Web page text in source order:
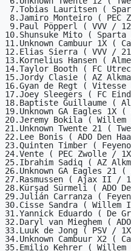
10.Shunsuke Mito (
11.Unknown Cambuur
12.Elias Sierra (
13.Kornelius Hansen (
14.Taylor Booth ( FC
15.Jordy Clasie ( AZ
16.Gyan de Regt (
17.Joey Sleegers ( FC
18.Baptiste Guillaume
19.Unknown GA Eagles
20.Jeremy Bokila (
21.Unknown Twente
22.Lee Bonis ( ADO
23.Quinten Timber (
24.Vente ( PEC
25.Ibrahim Sadiq ( AZ
26.Unknown GA Eagles
27.Rasmussen (
28.Kürşad Sürmeli (
29.Julián Carranza (
30.Cisse Sandra (
31.Yannick Eduardo (
32.Daryl van Mieghem (
33.Luuk de Jong (
34.Unknown Cambuur
35.Emilio Kehrer (